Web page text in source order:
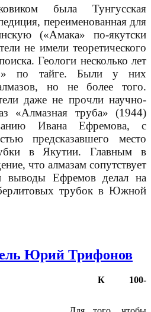
была Тунгусская
переименованная для
(«Амака» по-якутски
не имели теоретического
Геологи несколько лет
по тайге. Были у них
но не более того.
даже не прочли научно-
«Алмазная труба» (1944)
Ивана Ефремова, с
предсказавшего место
в Якутии. Главным в
что алмазам сопутствует
выводы Ефремов делал на
трубок в Южной
Юрий Трифонов
К 100-